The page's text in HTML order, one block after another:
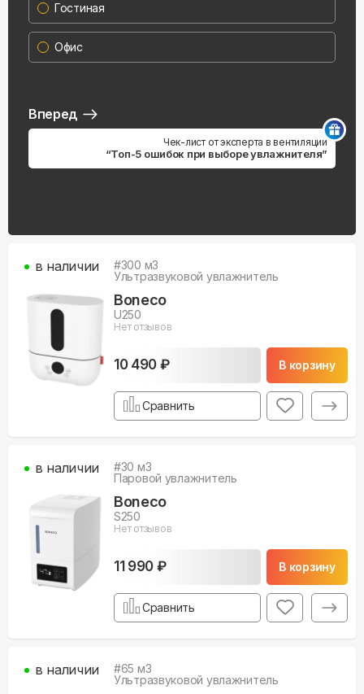
#300 м3
Ультразвуковой увлажнитель
Boneco
U250
Нет отзывов
10 490 ₽ В корзину
в наличии
Сравнить
#30 м3
Паровой увлажнитель
Boneco
S250
Нет отзывов
11 990 ₽ В корзину
в наличии
Сравнить
#65 м3
Ультразвуковой увлажнитель
в наличии
Гостиная
Офис
Вперед
Чек-лист от эксперта в вентиляции
“Топ-5 ошибок при выборе увлажнителя”